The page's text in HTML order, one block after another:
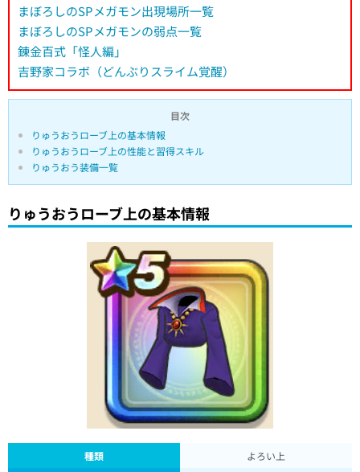
まぼろしのSPメガモン出現場所一覧
まぼろしのSPメガモンの弱点一覧
錬金百式「怪人編」
吉野家コラボ（どんぶりスライム覚醒）
目次
りゅうおうローブ上の基本情報
りゅうおうローブ上の性能と習得スキル
りゅうおう装備一覧
りゅうおうローブ上の基本情報
種類
よろい上